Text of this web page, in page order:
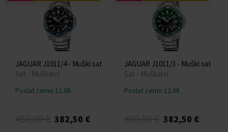
JAGUAR J1011/4 - Muški sat
Sat - Muškarci
Poslat ćemo 12.08.
382,50 €
JAGUAR J1011/3 - Muški sat
Sat - Muškarci
Poslat ćemo 12.08.
382,50 €